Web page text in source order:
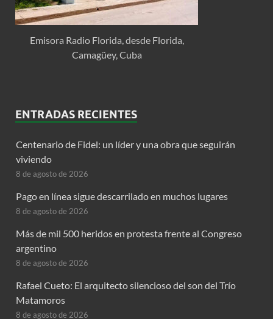
Emisora Radio Florida, desde Florida,
Camagüey, Cuba
ENTRADAS RECIENTES
Centenario de Fidel: un líder y una obra que seguirán
viviendo
8 de agosto de 2026
Pago en línea sigue descarrilado en muchos lugares
8 de agosto de 2026
Más de mil 500 heridos en protesta frente al Congreso
argentino
8 de agosto de 2026
Rafael Cueto: El arquitecto silencioso del son del Trío
Matamoros
8 de agosto de 2026